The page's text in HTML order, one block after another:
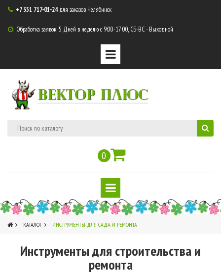
 +7 351 717-01-24для заказов Челябинск
 Обработка заявок: 5 Дней в неделю с 9:00-17:00, СБ-ВС - Выходной
ВЕКТОР ПЛЮС
0
3
КАТАЛОГ ИНСТРУМЕНТЫ ДЛЯ САДА И РЕМОНТА
Инструменты для строительства и
ремонта